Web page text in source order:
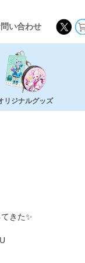
い合わせ
リジナルグッズ
きた✨